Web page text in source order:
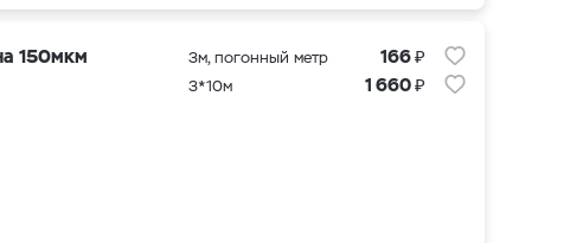
150мкм
3м, погонный метр 166₽
3*10м 1 660₽